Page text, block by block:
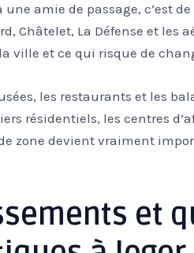
amie de passage, c’est
Châtelet, La Défense et les
ville et ce qui risque de
les restaurants et les
résidentiels, les centres
zone devient vraiment
et